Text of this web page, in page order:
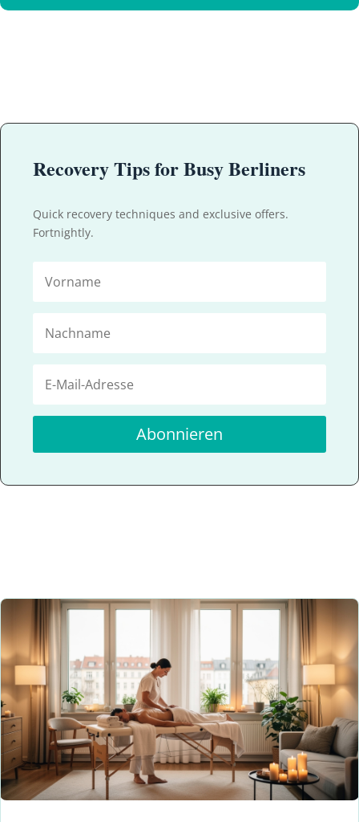
Recovery Tips for Busy Berliners
Quick recovery techniques and exclusive offers.
Fortnightly.
Abonnieren